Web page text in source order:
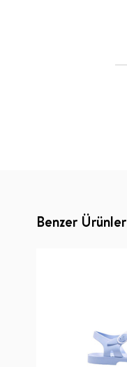
Benzer Ürünler